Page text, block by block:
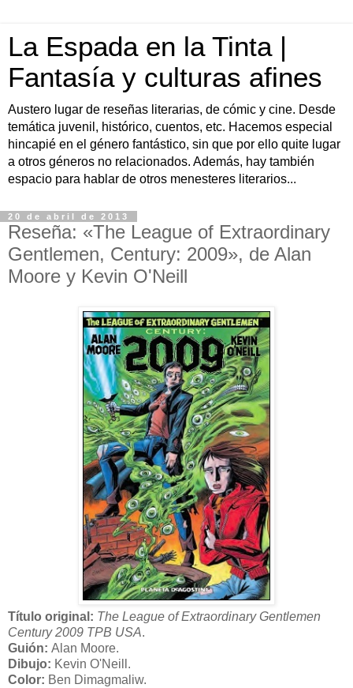
La Espada en la Tinta |
Fantasía y culturas afines
Austero lugar de reseñas literarias, de cómic y cine. Desde
temática juvenil, histórico, cuentos, etc. Hacemos especial
hincapié en el género fantástico, sin que por ello quite lugar
a otros géneros no relacionados. Además, hay también
espacio para hablar de otros menesteres literarios...
20 de abril de 2013
Reseña: «The League of Extraordinary
Gentlemen, Century: 2009», de Alan
Moore y Kevin O'Neill
Título original: The League of Extraordinary Gentlemen
Century 2009 TPB USA.
Guión: Alan Moore.
Dibujo: Kevin O'Neill.
Color: Ben Dimagmaliw.